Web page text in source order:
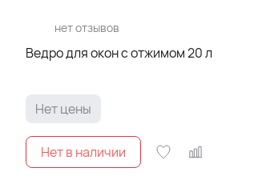
нет отзывов
Ведро для окон с отжимом 20 л
Нет цены